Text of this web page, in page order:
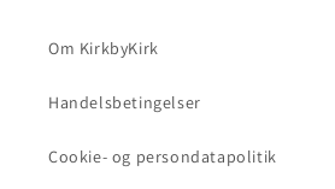
Om KirkbyKirk
Handelsbetingelser
Cookie- og persondatapolitik